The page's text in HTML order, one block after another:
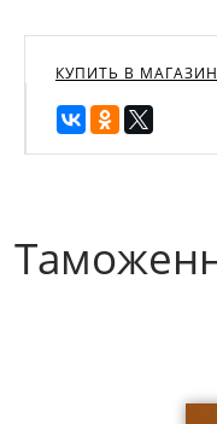
КУПИТЬ В